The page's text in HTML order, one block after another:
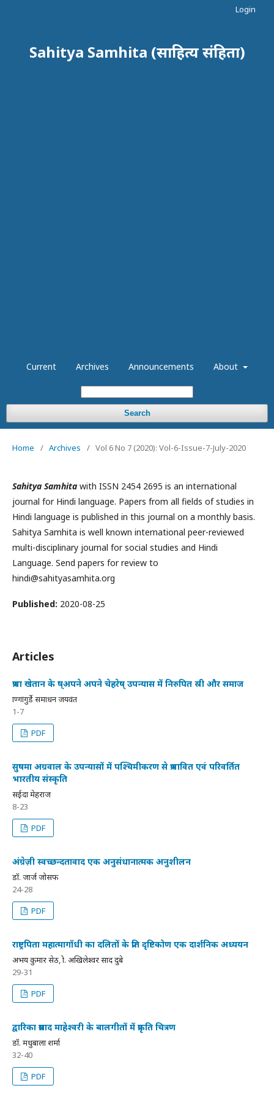
Sahitya Samhita (साहित्य संहिता)
Current Archives Announcements About
Search
Login
Home / Archives / Vol 6 No 7 (2020): Vol-6-Issue-7-July-2020
Sahitya Samhita with ISSN 2454 2695 is an international
journal for Hindi language. Papers from all fields of studies in
Hindi language is published in this journal on a monthly basis.
Sahitya Samhita is well known international peer-reviewed
multi-disciplinary journal for social studies and Hindi
Language. Send papers for review to
hindi@sahityasamhita.org
Published: 2020-08-25
Articles
प्रभा खेतान के ष्अपने अपने चेहरेष् उपन्यास में निरुपित स्री और समाज
प्राण्गांगुर्डे समाधन जयवंत
1-7
PDF
सुषमा अग्रवाल के उपन्यासों में पश्चिमीकरण से प्रभावित एवं परिवर्तित
भारतीय संस्कृति
सईदा मेहराज
8-23
PDF
अंग्रेज़ी स्वच्छन्दतावाद एक अनुसंधानात्मक अनुशीलन
डॉ. जार्ज जोसफ
24-28
PDF
राष्ट्रपिता महात्मागॉधी का दलितों के प्रति दृष्टिकोण एक दार्शनिक अध्ययन
अभय कुमार सेठ, प्रो. अखिलेश्वर प्रसाद दुबे
29-31
PDF
द्वारिका प्रसाद माहेश्वरी के बालगीतों में प्रकृति चित्रण
डॉ. मधुबाला शर्मा
32-40
PDF